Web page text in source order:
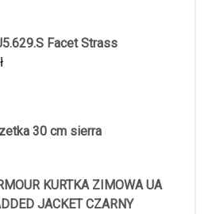
Facet Strass
30 cm sierra
KURTKA ZIMOWA UA
JACKET CZARNY